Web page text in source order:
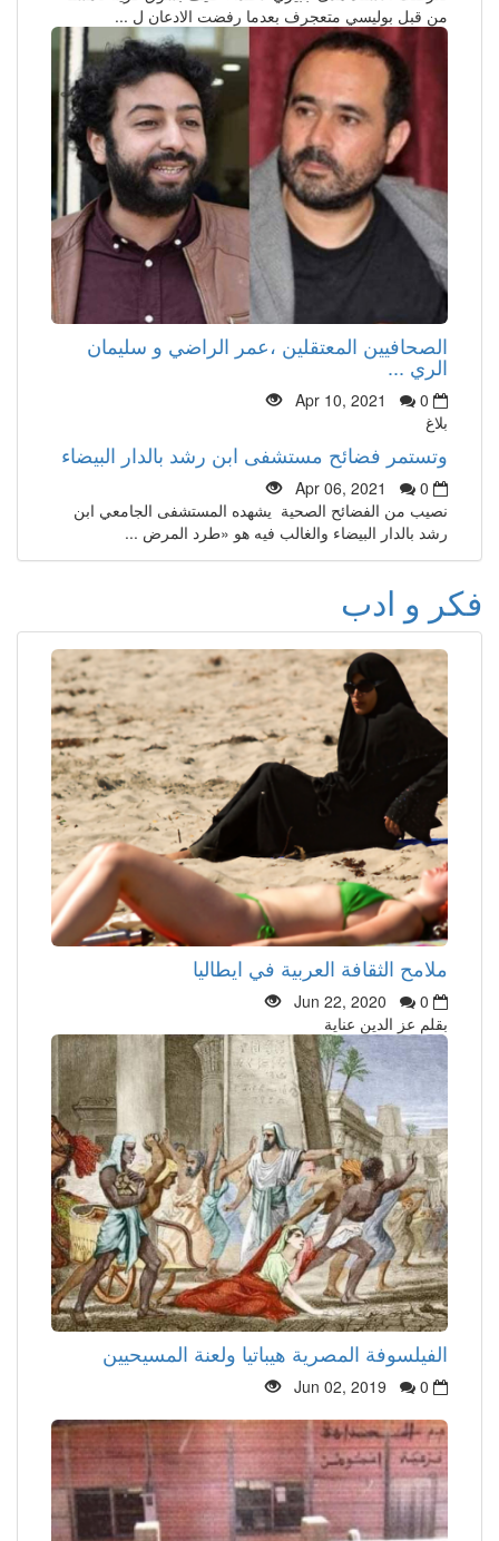
من قبل بوليسي متعجرف بعدما رفضت الادعان ل ...
الصحافيين المعتقلين ،عمر الراضي و سليمان
الري ...
Apr 10, 2021
0
بلاغ
وتستمر فضائح مستشفى ابن رشد بالدار البيضاء
Apr 06, 2021
0
نصيب من الفضائح الصحية يشهده المستشفى الجامعي ابن
رشد بالدار البيضاء والغالب فيه هو «طرد المرض ...
فكر و ادب
ملامح الثقافة العربية في ايطاليا
Jun 22, 2020
0
بقلم عز الدين عناية
الفيلسوفة المصرية هيباتيا ولعنة المسيحيين
Jun 02, 2019 0